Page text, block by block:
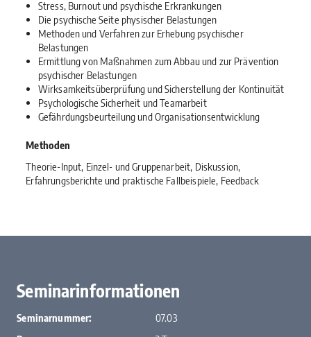
Stress, Burnout und psychische Erkrankungen
Die psychische Seite physischer Belastungen
Methoden und Verfahren zur Erhebung psychischer
Belastungen
Ermittlung von Maßnahmen zum Abbau und zur Prävention
psychischer Belastungen
Wirksamkeitsüberprüfung und Sicherstellung der Kontinuität
Psychologische Sicherheit und Teamarbeit
Gefährdungsbeurteilung und Organisationsentwicklung
Methoden
Theorie-Input, Einzel- und Gruppenarbeit, Diskussion,
Erfahrungsberichte und praktische Fallbeispiele, Feedback
Seminarinformationen
Seminarnummer:
07.03